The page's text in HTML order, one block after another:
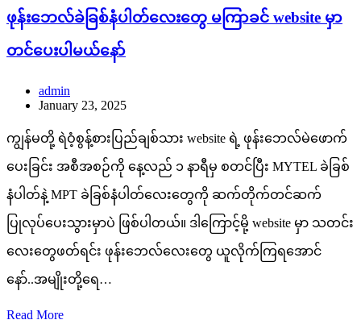
ဖုန်းဘေလ်ခဲခြစ်နံပါတ်လေးတွေ မကြာခင် website မှာ
တင်ပေးပါမယ်နော်
admin
January 23, 2025
ကျွန်မတို့ ရဲဝံ့စွန့်စားပြည်ချစ်သား website ရဲ့ ဖုန်းဘေလ်မဲဖောက်
ပေးခြင်း အစီအစဉ်ကို နေ့လည် ၁ နာရီမှ စတင်ပြီး MYTEL ခဲခြစ်
နံပါတ်နဲ့ MPT ခဲခြစ်နံပါတ်လေးတွေကို ဆက်တိုက်တင်ဆက်
ပြုလုပ်ပေးသွားမှာပဲ ဖြစ်ပါတယ်။ ဒါကြောင့်မို့ website မှာ သတင်း
လေးတွေဖတ်ရင်း ဖုန်းဘေလ်လေးတွေ ယူလိုက်ကြရအောင်
နော်..အမျိုးတို့ရေ…
Read More